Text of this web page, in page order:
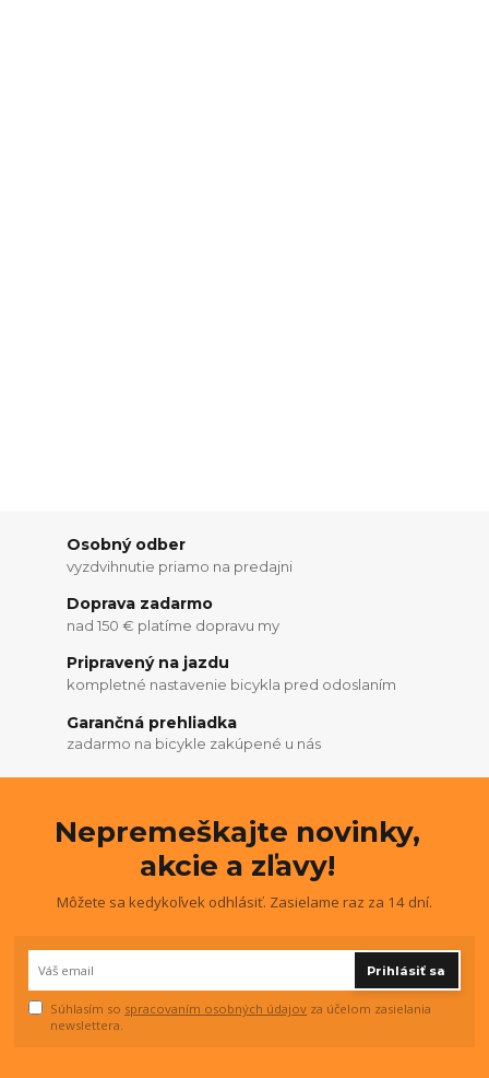
Osobný odber
vyzdvihnutie priamo na predajni
Doprava zadarmo
nad 150 € platíme dopravu my
Pripravený na jazdu
kompletné nastavenie bicykla pred odoslaním
Garančná prehliadka
zadarmo na bicykle zakúpené u nás
Nepremeškajte novinky,
akcie a zľavy!
Môžete sa kedykoľvek odhlásiť. Zasielame raz za 14 dní.
Prihlásiť sa
Súhlasím so spracovaním osobných údajov za účelom zasielania
newslettera.